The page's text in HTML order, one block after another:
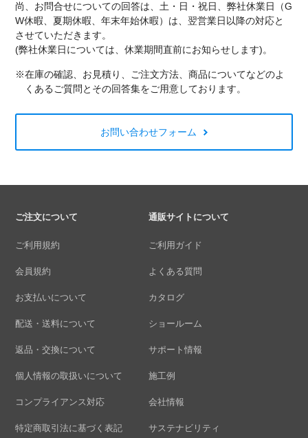
尚、お問合せについての回答は、土・日・祝日、弊社休業日（G
W休暇、夏期休暇、年末年始休暇）は、翌営業日以降の対応と
させていただきます。
(弊社休業日については、休業期間直前にお知らせします)。
※在庫の確認、お見積り、ご注文方法、商品についてなどのよ
くあるご質問とその回答集をご用意しております。
お問い合わせフォーム
ご注文について
ご利用規約
会員規約
お支払いについて
配送・送料について
返品・交換について
個人情報の取扱いについて
コンプライアンス対応
特定商取引法に基づく表記
通販サイトについて
ご利用ガイド
よくある質問
カタログ
ショールーム
サポート情報
施工例
会社情報
サステナビリティ